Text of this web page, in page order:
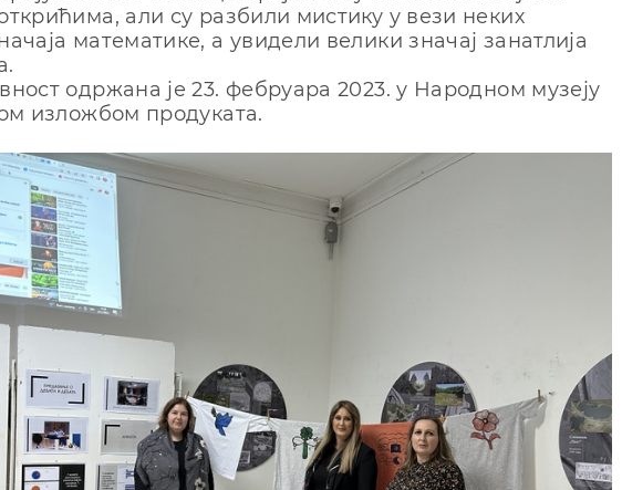
али су разбили мистику у вези неких
математике, а увидели велики значај занатлија
одржана је 23. фебруара 2023. у Народном музеју
изложбом продуката.